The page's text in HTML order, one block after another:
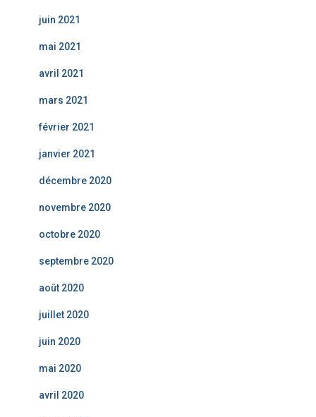
juin 2021
mai 2021
avril 2021
mars 2021
février 2021
janvier 2021
décembre 2020
novembre 2020
octobre 2020
septembre 2020
août 2020
juillet 2020
juin 2020
mai 2020
avril 2020